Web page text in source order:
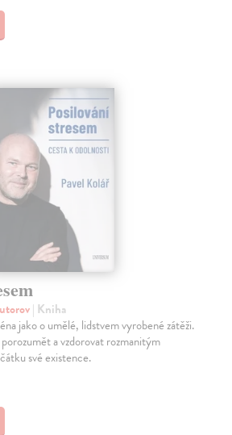
| Kniha
jako o umělé, lidstvem vyrobené zátěži.
a vzdorovat rozmanitým
své existence.